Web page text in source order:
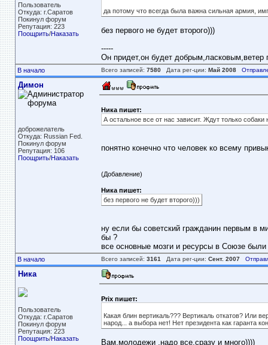
Пользователь
Откуда: г.Саратов
Покинул форум
Репутация: 223
Поощрить/Наказать
да потому что всегда была важна сильная армия,
без первого не будет второго)))
-----
Он придет,он будет добрым,ласковым,ветер
В начало Всего записей: 7580Дата рег-ции: Май 2008
Димон
доброжелатель
Откуда: Russian Fed.
Покинул форум
Репутация: 106
Поощрить/Наказать
Ника пишет:
А остальное все от нас зависит. Ждут только собаки
понятно конечно что человек ко всему
(Добавление)
Ника пишет:
без первого не будет второго)))
ну если бы советский гражданин первым в
бы ?
все основные мозги и ресурсы в Союзе
В начало Всего записей: 3161 Дата рег-ции: Сент. 2007
Ника
Пользователь
Откуда: г.Саратов
Покинул форум
Репутация: 223
Поощрить/Наказать
Prix пишет:
Какая блин вертикаль??? Вертикаль откатов? Или
народ... а выбора нет! Нет президента как гаранта
Вам,молодежи ,надо все,сразу и много))))